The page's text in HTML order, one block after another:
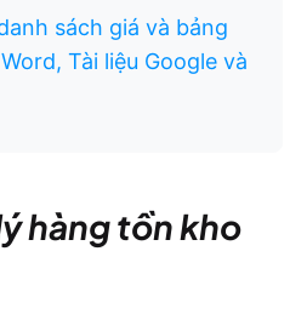
sách giá và bảng
Tài liệu Google và
hàng tồn kho